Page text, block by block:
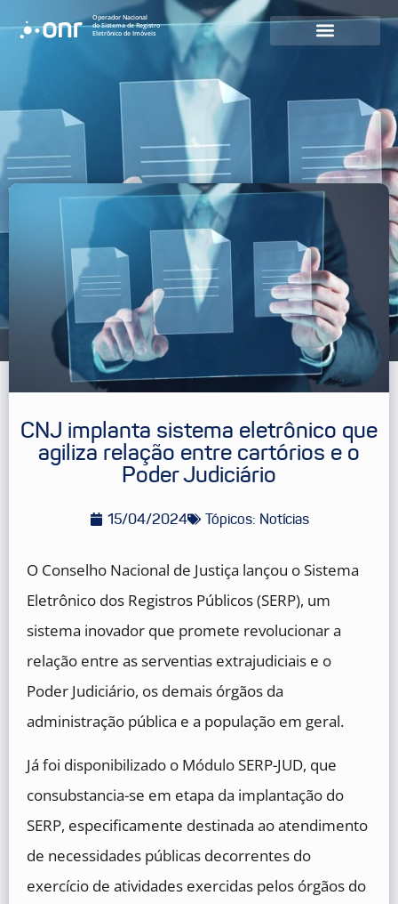
Operador Nacional
do Sistema de Registro
Eletrônico de Imóveis
CNJ implanta sistema eletrônico que
agiliza relação entre cartórios e o
Poder Judiciário
15/04/2024 Tópicos: Notícias
O Conselho Nacional de Justiça lançou o Sistema
Eletrônico dos Registros Públicos (SERP), um
sistema inovador que promete revolucionar a
relação entre as serventias extrajudiciais e o
Poder Judiciário, os demais órgãos da
administração pública e a população em geral.
Já foi disponibilizado o Módulo SERP-JUD, que
consubstancia-se em etapa da implantação do
SERP, especificamente destinada ao atendimento
de necessidades públicas decorrentes do
exercício de atividades exercidas pelos órgãos do